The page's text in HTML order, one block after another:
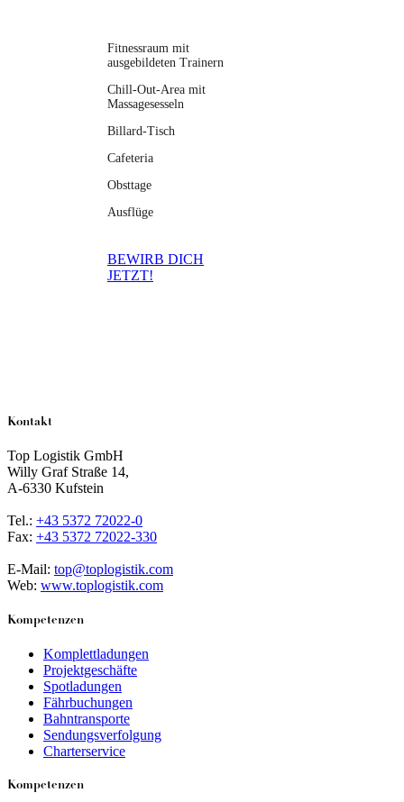
Fitnessraum mit
ausgebildeten Trainern
Chill-Out-Area mit
Massagesesseln
Billard-Tisch
Cafeteria
Obsttage
Ausflüge
BEWIRB DICH
JETZT!
Kontakt
Top Logistik GmbH
Willy Graf Straße 14,
A-6330 Kufstein
Tel.: +43 5372 72022-0
Fax: +43 5372 72022-330
E-Mail: top@toplogistik.com
Web: www.toplogistik.com
Kompetenzen
Komplettladungen
Projektgeschäfte
Spotladungen
Fährbuchungen
Bahntransporte
Sendungsverfolgung
Charterservice
Kompetenzen